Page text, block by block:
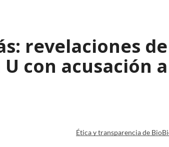
revelaciones
con acusación
Ética y transparencia de